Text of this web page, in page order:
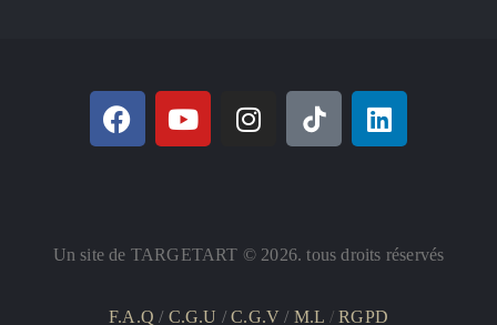
Un site de TARGETART © 2026. tous droits réservés
F.A.Q / C.G.U /C.G.V/ M.L /RGPD